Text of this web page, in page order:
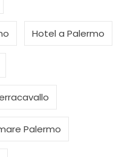
Hotel a Palermo
Palermo